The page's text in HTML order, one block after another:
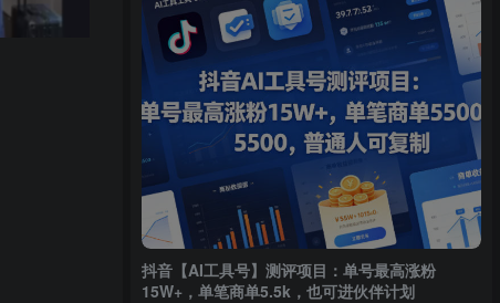
抖音【AI工具号】测评项目：单号最高涨粉
15W+，单笔商单5.5k，也可进伙伴计划